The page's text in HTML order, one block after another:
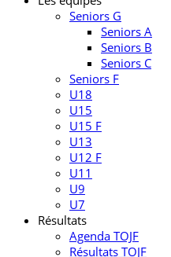
Seniors G
Seniors A
Seniors B
Seniors C
Seniors F
U18
U15
U15 F
U13
U12 F
U11
U9
U7
Résultats
Agenda TOJF
Résultats TOJF